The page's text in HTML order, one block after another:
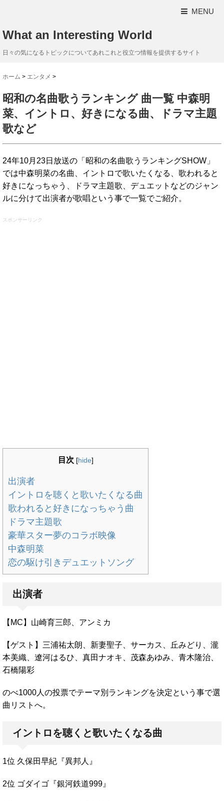
MENU
What an Interesting World
日々の気になるトピックについてあれこれと役立つ情報を提供するサイト
ホーム > エンタメ >
昭和の名曲歌うランキング 曲一覧 中森明
菜、イントロ、好きになる曲、ドラマ主題
歌など
24年10月23日放送の「昭和の名曲歌うランキングSHOW」
では中森明菜の名曲、イントロで歌いたくなる、歌われると
好きになっちゃう、ドラマ主題歌、デュエットなどのジャン
ルに分けて出演者が歌唱という事で一覧でご紹介。
スポンサーリンク
目次 [hide]
出演者
イントロを聴くと歌いたくなる曲
歌われると好きになっちゃう曲
ドラマ主題歌
豪華スター夢のコラボ映像
中森明菜
恋の駆け引きデュエットソング
出演者
【MC】山崎育三郎、アンミカ
【ゲスト】三浦祐太朗、新妻聖子、サーカス、丘みどり、瀧
本美織、遼河はるひ、真田ナオキ、茂森あゆみ、青木隆治、
石橋陽彩
のべ1000人の投票でテーマ別ランキングを決定という事で選
曲リストへ。
イントロを聴くと歌いたくなる曲
1位 久保田早紀『異邦人』
2位 ゴダイゴ『銀河鉄道999』